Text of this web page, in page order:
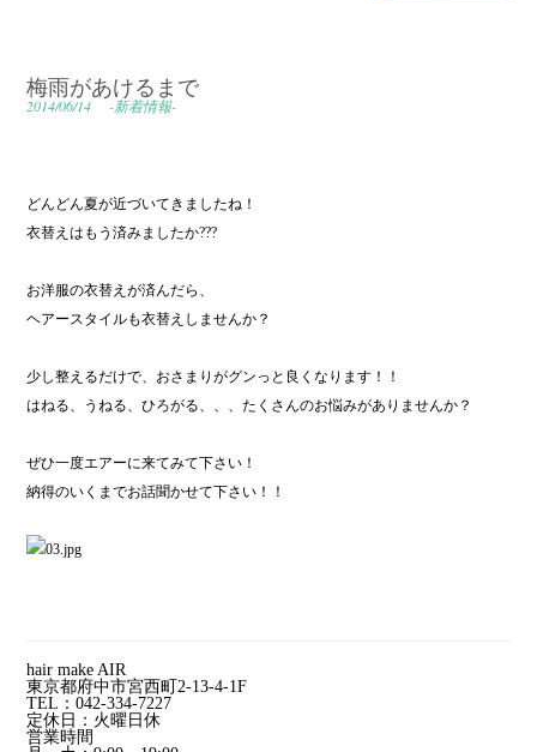
梅雨があけるまで
2014/06/14 -新着情報-
どんどん夏が近づいてきましたね！
衣替えはもう済みましたか???
お洋服の衣替えが済んだら、
ヘアースタイルも衣替えしませんか？
少し整えるだけで、おさまりがグンっと良くなります！！
はねる、うねる、ひろがる、、、たくさんのお悩みがありませんか？
ぜひ一度エアーに来てみて下さい！
納得のいくまでお話聞かせて下さい！！
hair make AIR
東京都府中市宮西町2-13-4-1F
TEL：042-334-7227
定休日：火曜日休
営業時間